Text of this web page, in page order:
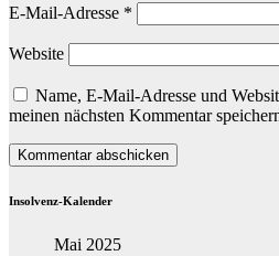
E-Mail-Adresse *
Website
Name, E-Mail-Adresse und
meinen nächsten Kommentar
Insolvenz-Kalender
Mai 2025